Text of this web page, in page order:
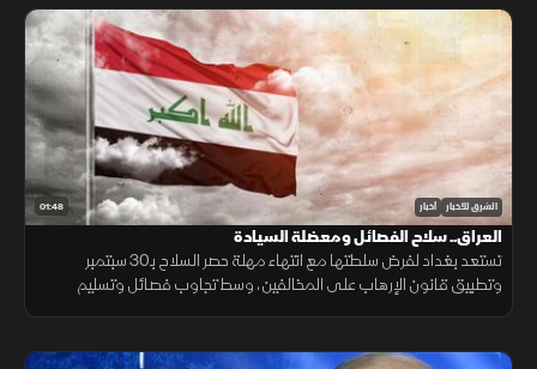
01:48 الشرق للأخبار أخبار
العراق.. سلاح الفصائل ومعضلة السيادة
تستعد بغداد لفرض سلطتها مع انتهاء مهلة حصر السلاح بـ30 سبتمبر
وتطبيق قانون الإرهاب على المخالفين، وسط تجاوب فصائل وتسليم